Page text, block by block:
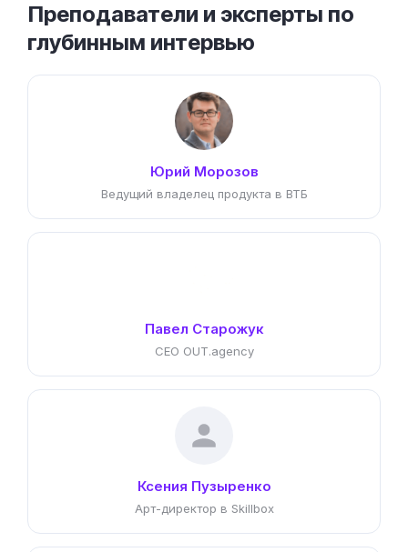
Преподаватели и эксперты по
глубинным интервью
Юрий Морозов
Ведущий владелец продукта в ВТБ
Павел Старожук
CEO OUT.agency
Ксения Пузыренко
Арт-директор в Skillbox